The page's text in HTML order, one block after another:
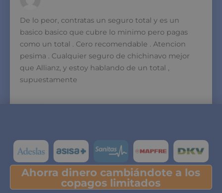
De lo peor, contratas un seguro total y es un
basico basico que cubre lo minimo pero pagas
como un total . Cero recomendable . Atencion
pesima . Cualquier seguro de chichinavo mejor
que Allianz, y estoy hablando de un total ,
supuestamente
Responde aquí a ana
Joan Socias dice: 8 febrero, 2021 a las 14:45
Como es posible que por defunción del asegurado
no devuelvan los meses de diferencia,mi padre
Ahorra dinero cambiándote a los
copagos limitados
Pulsa y descubre tu ahorro